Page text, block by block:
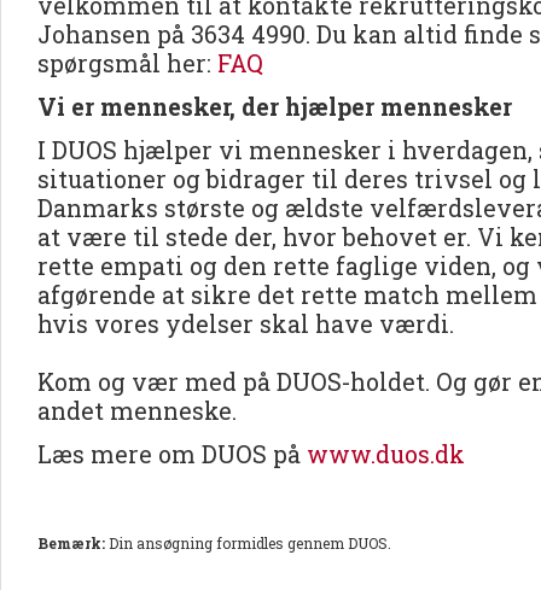
Johansen på 3634 4990. Du kan altid finde
spørgsmål her: FAQ
Vi er mennesker, der hjælper mennesker
I DUOS hjælper vi mennesker i
situationer og bidrager til deres trivsel og
Danmarks største og ældste
at være til stede der, hvor behovet er. Vi
rette empati og den rette faglige viden, og
afgørende at sikre det rette match mellem
hvis vores ydelser skal have værdi.
Kom og vær med på DUOS-holdet. Og gør
andet menneske.
Læs mere om DUOS på www.duos.dk
Bemærk:Din ansøgning formidles gennem DUOS.